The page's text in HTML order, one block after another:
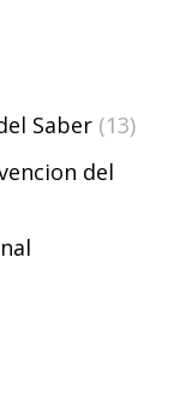
Saber (13)
del